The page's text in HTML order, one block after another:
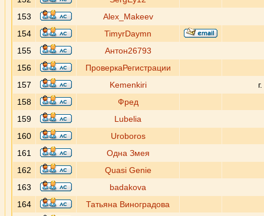
153
Alex_Makeev
154
TimyrDaymn
155
Антон26793
156
ПроверкаРегистрации
157
Kemenkiri
158
Фред
159
Lubelia
160
Uroboros
161
Одна Змея
162
Quasi Genie
163
badakova
164
Татьяна Виноградова